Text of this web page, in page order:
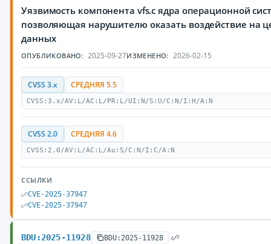
Уязвимость компонента vfs.c ядра операционной
позволяющая нарушителю оказать воздействие на
данных
ОПУБЛИКОВАНО: 2025-09-27ИЗМЕНЕНО: 2026-02-15
CVSS 3.x СРЕДНЯЯ 5.5
CVSS:3.x/AV:L/AC:L/PR:L/UI:N/S:U/C:N/I:H/A:N
CVSS 2.0 СРЕДНЯЯ 4.6
CVSS:2.0/AV:L/AC:L/Au:S/C:N/I:C/A:N
ССЫЛКИ
CVE-2025-37947
CVE-2025-37947
BDU:2025-11928 BDU:2025-11928